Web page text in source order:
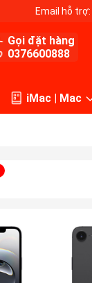
Email hỗ trợ:
Gọi đặt hàng
0376600888
iMac | Mac